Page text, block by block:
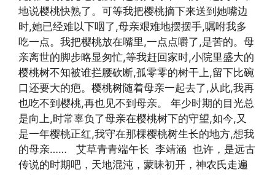
地说樱桃快熟了。可等我把樱桃摘下来送到她嘴边
时,她已经难以下咽了,母亲艰难地摆摆手,嘱咐我多
吃一点。我把樱桃放在嘴里,一点点嚼了,是苦的。母
亲离世的脚步略显匆忙,等我赶回家时,小院里盛大的
樱桃树不知被谁拦腰砍断,孤零零的树干上,留下比碗
口还要大的疤。樱桃树随着母亲一起去了,从此,我再
也吃不到樱桃,再也见不到母亲。 年少时期的目光总
是向上,时常辜负了母亲在樱桃树下的守望,如今,又
是一年樱桃正红,我守在那棵樱桃树生长的地方,想我
的母亲…… 艾草青青端午长 李靖涵 也许，是远古
传说的时期吧，天地混沌，蒙昧初开，神农氏走遍